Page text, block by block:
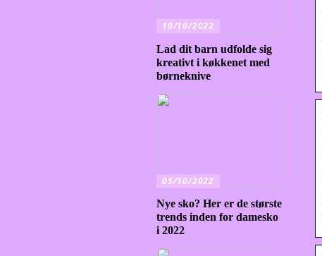
10/10/2022
Lad dit barn udfolde sig
kreativt i køkkenet med
børneknive
05/10/2022
Nye sko? Her er de største
trends inden for damesko
i 2022